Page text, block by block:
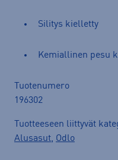
Silitys kielletty
Kemiallinen pesu
Tuotenumero
196302
Tuotteeseen liittyvät
Alusasut, Odlo